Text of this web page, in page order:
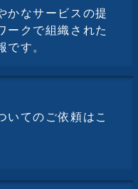
かなサービスの提
ークで組織された
です。
いてのご依頼はこ